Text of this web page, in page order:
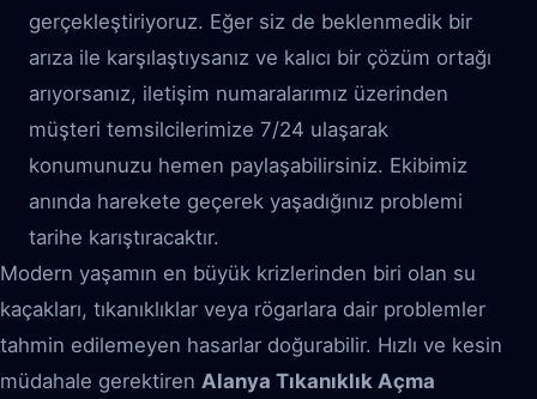
gerçekleştiriyoruz. Eğer siz de beklenmedik bir
arıza ile karşılaştıysanız ve kalıcı bir çözüm ortağı
arıyorsanız, iletişim numaralarımız üzerinden
müşteri temsilcilerimize 7/24 ulaşarak
konumunuzu hemen paylaşabilirsiniz. Ekibimiz
anında harekete geçerek yaşadığınız problemi
tarihe karıştıracaktır.
Modern yaşamın en büyük krizlerinden biri olan su
kaçakları, tıkanıklıklar veya rögarlara dair problemler
tahmin edilemeyen hasarlar doğurabilir. Hızlı ve kesin
müdahale gerektiren Alanya Tıkanıklık Açma